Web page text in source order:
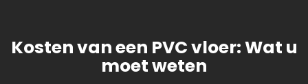
Kosten van een PVC vloer: Wat u
moet weten